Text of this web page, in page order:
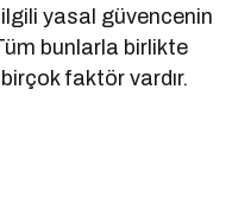
yasal güvencenin
bunlarla birlikte
faktör vardır.